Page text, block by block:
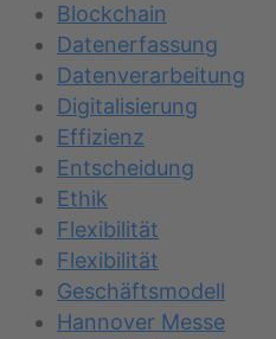
Blockchain
Datenerfassung
Datenverarbeitung
Digitalisierung
Effizienz
Entscheidung
Ethik
Flexibilität
Flexibilität
Geschäftsmodell
Hannover Messe